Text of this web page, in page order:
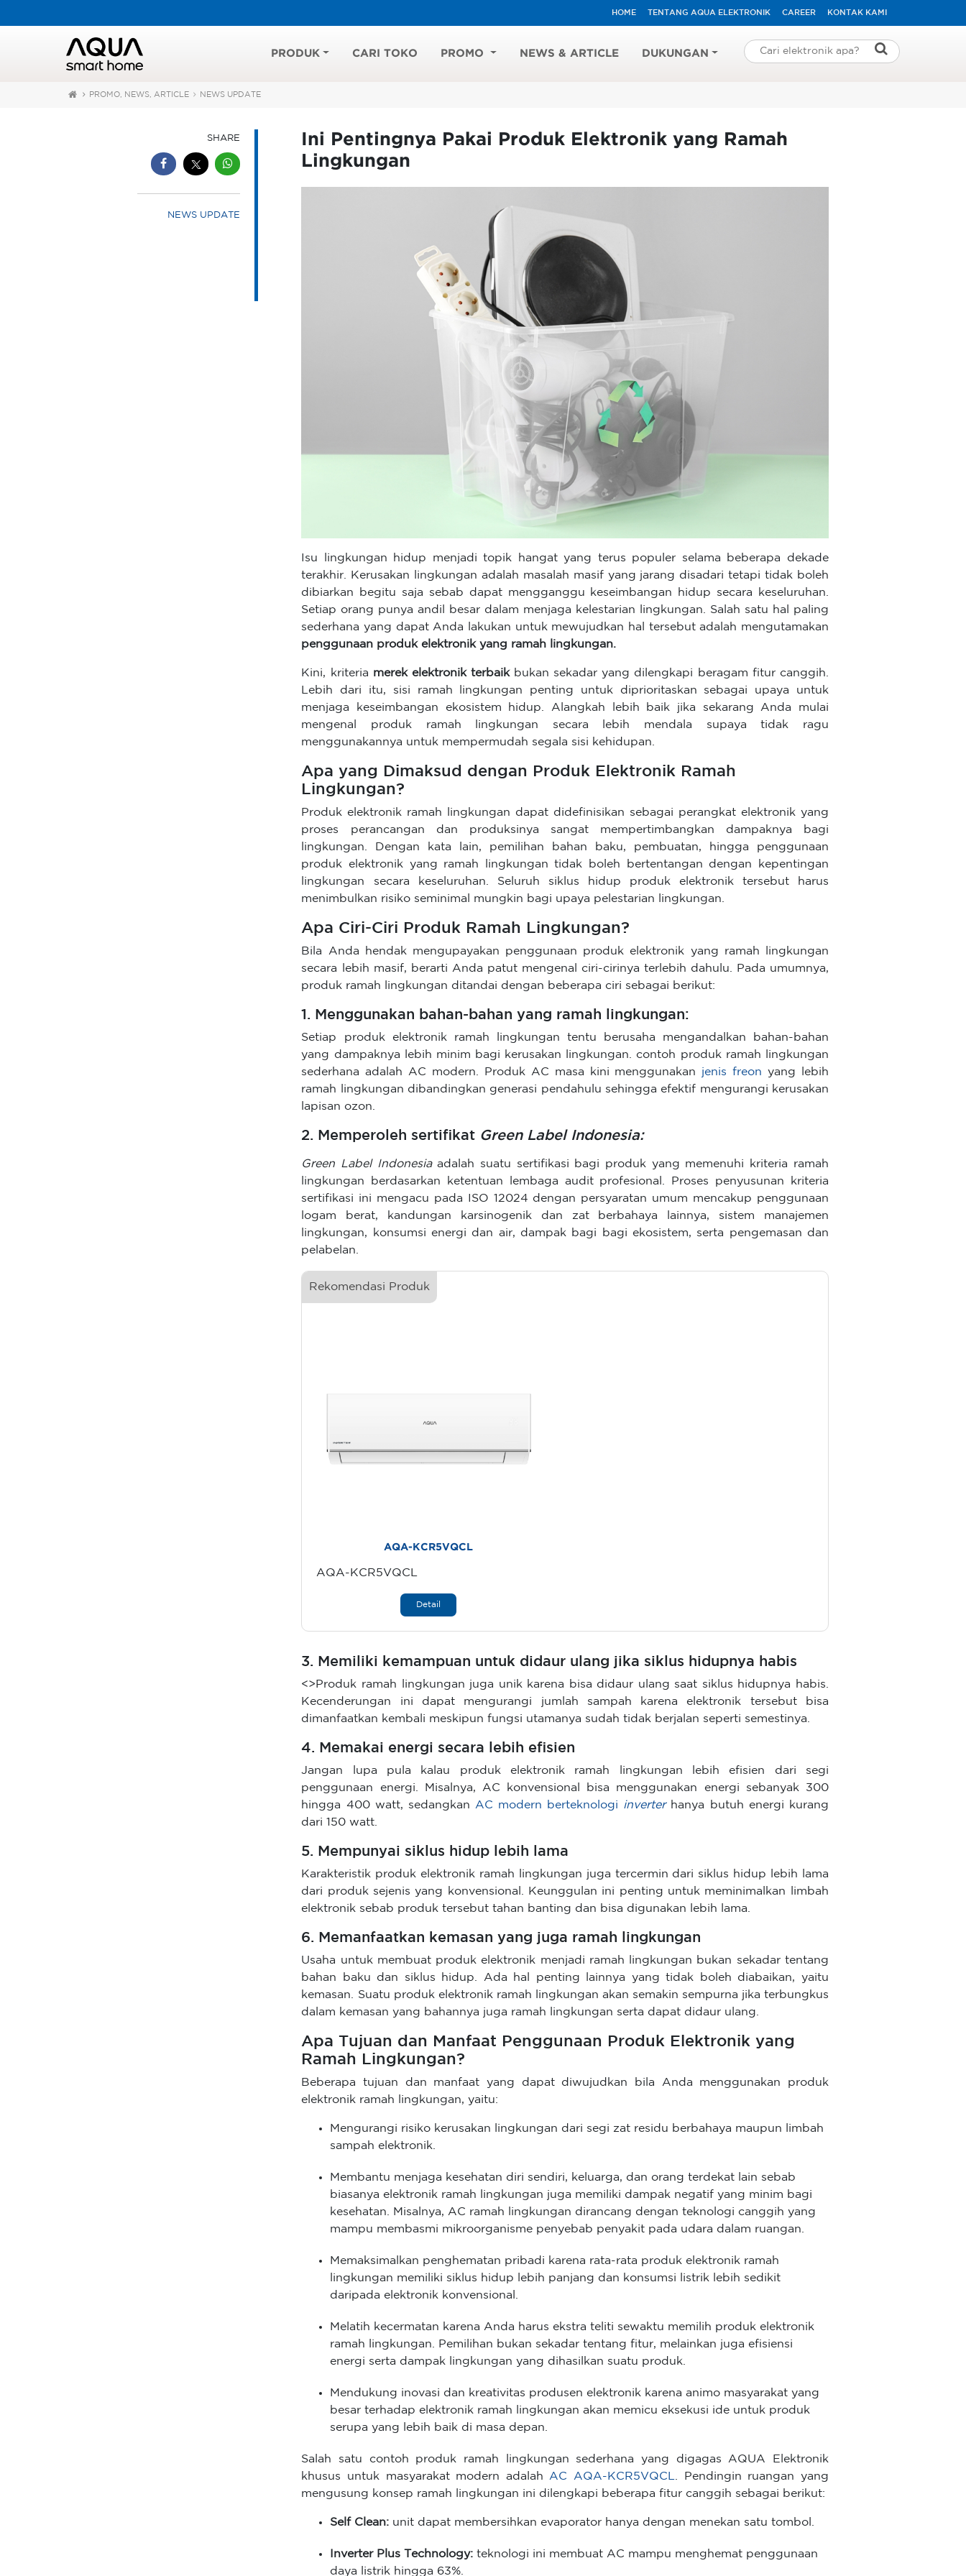
HOME TENTANG AQUA ELEKTRONIK CAREER KONTAK KAMI
PRODUK CARI TOKO PROMO NEWS & ARTICLE DUKUNGAN
PROMO, NEWS, ARTICLE NEWS UPDATE
SHARE
NEWS UPDATE
Ini Pentingnya Pakai Produk Elektronik yang Ramah
Lingkungan
Isu lingkungan hidup menjadi topik hangat yang terus populer selama beberapa dekade
terakhir. Kerusakan lingkungan adalah masalah masif yang jarang disadari tetapi tidak boleh
dibiarkan begitu saja sebab dapat mengganggu keseimbangan hidup secara keseluruhan.
Setiap orang punya andil besar dalam menjaga kelestarian lingkungan. Salah satu hal paling
sederhana yang dapat Anda lakukan untuk mewujudkan hal tersebut adalah mengutamakan
penggunaan produk elektronik yang ramah lingkungan.
Kini, kriteria merek elektronik terbaikbukan sekadar yang dilengkapi beragam fitur canggih.
Lebih dari itu, sisi ramah lingkungan penting untuk diprioritaskan sebagai upaya untuk
menjaga keseimbangan ekosistem hidup. Alangkah lebih baik jika sekarang Anda mulai
mengenal produk ramah lingkungan secara lebih mendala supaya tidak ragu
menggunakannya untuk mempermudah segala sisi kehidupan.
Apa yang Dimaksud dengan Produk Elektronik Ramah
Lingkungan?
Produk elektronik ramah lingkungan dapat didefinisikan sebagai perangkat elektronik yang
proses perancangan dan produksinya sangat mempertimbangkan dampaknya bagi
lingkungan. Dengan kata lain, pemilihan bahan baku, pembuatan, hingga penggunaan
produk elektronik yang ramah lingkungan tidak boleh bertentangan dengan kepentingan
lingkungan secara keseluruhan. Seluruh siklus hidup produk elektronik tersebut harus
menimbulkan risiko seminimal mungkin bagi upaya pelestarian lingkungan.
Apa Ciri-Ciri Produk Ramah Lingkungan?
Bila Anda hendak mengupayakan penggunaan produk elektronik yang ramah lingkungan
secara lebih masif, berarti Anda patut mengenal ciri-cirinya terlebih dahulu. Pada umumnya,
produk ramah lingkungan ditandai dengan beberapa ciri sebagai berikut:
1. Menggunakan bahan-bahan yang ramah lingkungan:
Setiap produk elektronik ramah lingkungan tentu berusaha mengandalkan bahan-bahan
yang dampaknya lebih minim bagi kerusakan lingkungan. contoh produk ramah lingkungan
sederhana adalah AC modern. Produk AC masa kini menggunakan jenis freon yang lebih
ramah lingkungan dibandingkan generasi pendahulu sehingga efektif mengurangi kerusakan
lapisan ozon.
2. Memperoleh sertifikat Green Label Indonesia:
Green Label Indonesiaadalah suatu sertifikasi bagi produk yang memenuhi kriteria ramah
lingkungan berdasarkan ketentuan lembaga audit profesional. Proses penyusunan kriteria
sertifikasi ini mengacu pada ISO 12024 dengan persyaratan umum mencakup penggunaan
logam berat, kandungan karsinogenik dan zat berbahaya lainnya, sistem manajemen
lingkungan, konsumsi energi dan air, dampak bagi bagi ekosistem, serta pengemasan dan
pelabelan.
Rekomendasi Produk
AQA-KCR5VQCL
AQA-KCR5VQCL
Detail
3. Memiliki kemampuan untuk didaur ulang jika siklus hidupnya habis
<>Produk ramah lingkungan juga unik karena bisa didaur ulang saat siklus hidupnya habis.
Kecenderungan ini dapat mengurangi jumlah sampah karena elektronik tersebut bisa
dimanfaatkan kembali meskipun fungsi utamanya sudah tidak berjalan seperti semestinya.
4. Memakai energi secara lebih efisien
Jangan lupa pula kalau produk elektronik ramah lingkungan lebih efisien dari segi
penggunaan energi. Misalnya, AC konvensional bisa menggunakan energi sebanyak 300
hingga 400 watt, sedangkan AC modern berteknologi inverter hanya butuh energi kurang
dari 150 watt.
5. Mempunyai siklus hidup lebih lama
Karakteristik produk elektronik ramah lingkungan juga tercermin dari siklus hidup lebih lama
dari produk sejenis yang konvensional. Keunggulan ini penting untuk meminimalkan limbah
elektronik sebab produk tersebut tahan banting dan bisa digunakan lebih lama.
6. Memanfaatkan kemasan yang juga ramah lingkungan
Usaha untuk membuat produk elektronik menjadi ramah lingkungan bukan sekadar tentang
bahan baku dan siklus hidup. Ada hal penting lainnya yang tidak boleh diabaikan, yaitu
kemasan. Suatu produk elektronik ramah lingkungan akan semakin sempurna jika terbungkus
dalam kemasan yang bahannya juga ramah lingkungan serta dapat didaur ulang.
Apa Tujuan dan Manfaat Penggunaan Produk Elektronik yang
Ramah Lingkungan?
Beberapa tujuan dan manfaat yang dapat diwujudkan bila Anda menggunakan produk
elektronik ramah lingkungan, yaitu:
Mengurangi risiko kerusakan lingkungan dari segi zat residu berbahaya maupun limbah
sampah elektronik.
Membantu menjaga kesehatan diri sendiri, keluarga, dan orang terdekat lain sebab
biasanya elektronik ramah lingkungan juga memiliki dampak negatif yang minim bagi
kesehatan. Misalnya, AC ramah lingkungan dirancang dengan teknologi canggih yang
mampu membasmi mikroorganisme penyebab penyakit pada udara dalam ruangan.
Memaksimalkan penghematan pribadi karena rata-rata produk elektronik ramah
lingkungan memiliki siklus hidup lebih panjang dan konsumsi listrik lebih sedikit
daripada elektronik konvensional.
Melatih kecermatan karena Anda harus ekstra teliti sewaktu memilih produk elektronik
ramah lingkungan. Pemilihan bukan sekadar tentang fitur, melainkan juga efisiensi
energi serta dampak lingkungan yang dihasilkan suatu produk.
Mendukung inovasi dan kreativitas produsen elektronik karena animo masyarakat yang
besar terhadap elektronik ramah lingkungan akan memicu eksekusi ide untuk produk
serupa yang lebih baik di masa depan.
Salah satu contoh produk ramah lingkungan sederhana yang digagas AQUA Elektronik
khusus untuk masyarakat modern adalah AC AQA-KCR5VQCL
. Pendingin ruangan yang
mengusung konsep ramah lingkungan ini dilengkapi beberapa fitur canggih sebagai berikut:
Self Clean: unit dapat membersihkan evaporator hanya dengan menekan satu tombol.
Inverter Plus Technology:teknologi ini membuat AC mampu menghemat penggunaan
daya listrik hingga 63%.